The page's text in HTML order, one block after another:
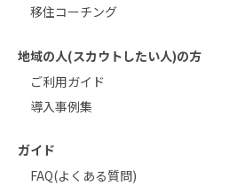
移住コーチング
地域の人(スカウトしたい人)の方
ご利用ガイド
導入事例集
ガイド
FAQ(よくある質問)